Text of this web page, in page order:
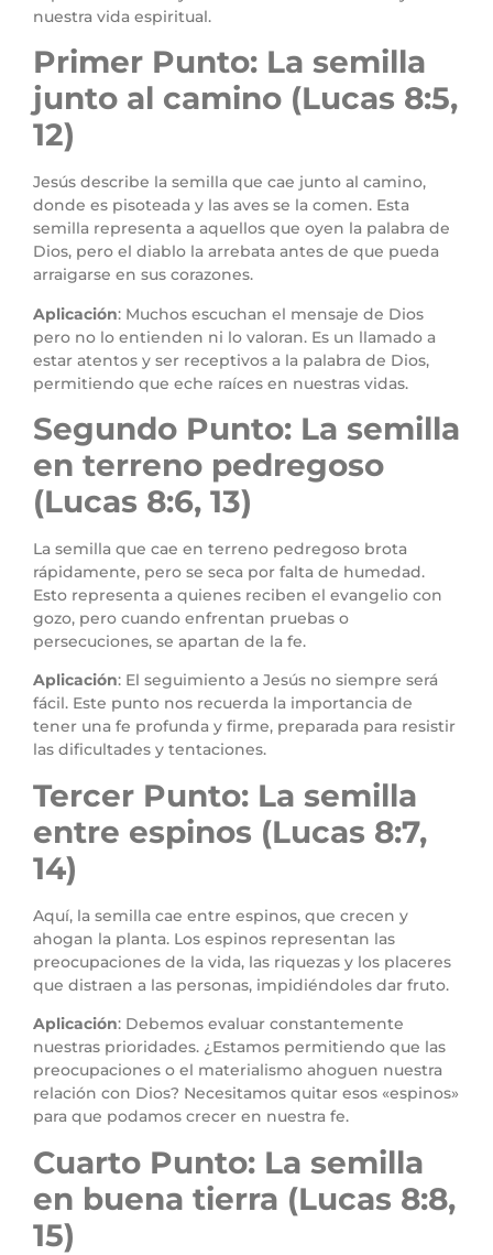
nuestra vida espiritual.
Primer Punto: La semilla
junto al camino (Lucas 8:5,
12)
Jesús describe la semilla que cae junto al camino,
donde es pisoteada y las aves se la comen. Esta
semilla representa a aquellos que oyen la palabra de
Dios, pero el diablo la arrebata antes de que pueda
arraigarse en sus corazones.
Aplicación: Muchos escuchan el mensaje de Dios
pero no lo entienden ni lo valoran. Es un llamado a
estar atentos y ser receptivos a la palabra de Dios,
permitiendo que eche raíces en nuestras vidas.
Segundo Punto: La semilla
en terreno pedregoso
(Lucas 8:6, 13)
La semilla que cae en terreno pedregoso brota
rápidamente, pero se seca por falta de humedad.
Esto representa a quienes reciben el evangelio con
gozo, pero cuando enfrentan pruebas o
persecuciones, se apartan de la fe.
Aplicación: El seguimiento a Jesús no siempre será
fácil. Este punto nos recuerda la importancia de
tener una fe profunda y firme, preparada para resistir
las dificultades y tentaciones.
Tercer Punto: La semilla
entre espinos (Lucas 8:7,
14)
Aquí, la semilla cae entre espinos, que crecen y
ahogan la planta. Los espinos representan las
preocupaciones de la vida, las riquezas y los placeres
que distraen a las personas, impidiéndoles dar fruto.
Aplicación: Debemos evaluar constantemente
nuestras prioridades. ¿Estamos permitiendo que las
preocupaciones o el materialismo ahoguen nuestra
relación con Dios? Necesitamos quitar esos «espinos»
para que podamos crecer en nuestra fe.
Cuarto Punto: La semilla
en buena tierra (Lucas 8:8,
15)